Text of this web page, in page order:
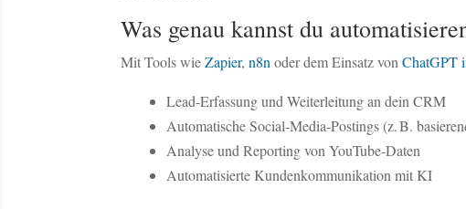
Was genau kannst du
Mit Tools wieZapier, n8n oder dem Einsatz von ChatGPT
Lead-Erfassung und Weiterleitung an dein CRM
Automatische Social-Media-Postings (z. B.
Analyse und Reporting von YouTube-Daten
Automatisierte Kundenkommunikation mit KI